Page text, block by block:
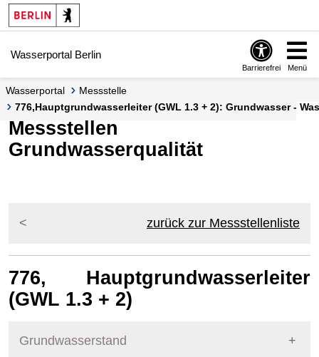
Springe zur Navigation
Springe zum Inhalt
Wasserportal Berlin
Barrierefrei Menü
Wasserportal
Messstelle
776,Hauptgrundwasserleiter (GWL 1.3 + 2): Grundwasser -
Messstellen
Grundwasserqualität
zurück zur Messstellenliste
776, Hauptgrundwasserleiter
(GWL 1.3 + 2)
Grundwasserstand